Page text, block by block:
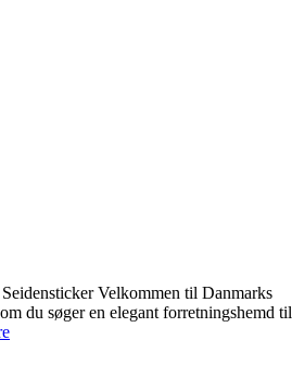
Velkommen til Danmarks
du søger en elegant forretningshemd til